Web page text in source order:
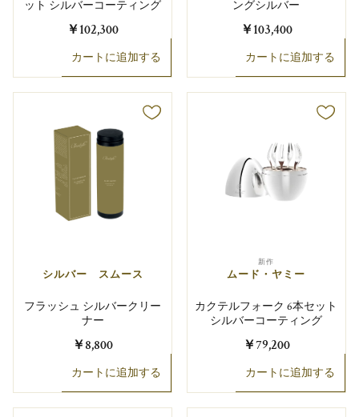
ット シルバーコーティング
￥102,300
カートに追加する
ングシルバー
￥103,400
カートに追加する
シルバー スムース
フラッシュ シルバークリー
ナー
￥8,800
カートに追加する
新作
ムード・ヤミー
カクテルフォーク 6本セット
シルバーコーティング
￥79,200
カートに追加する